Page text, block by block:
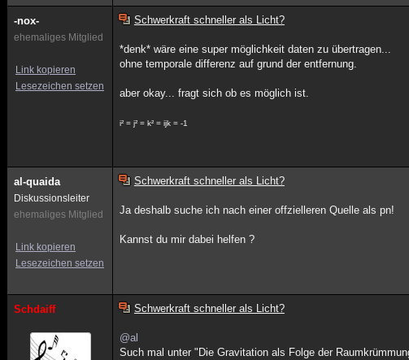
-nox-
ehemaliges Mitglied
Link kopieren
Lesezeichen setzen
Schwerkraft schneller als Licht?
*denk* wäre eine super möglichkeit daten zu übertragen...
ohne temporale differenz auf grund der entfernung.
aber okay... fragt sich ob es möglich ist.
i² = j² = k² = ijk = -1
al-quaida
Diskussionsleiter
ehemaliges Mitglied
Link kopieren
Lesezeichen setzen
Schwerkraft schneller als Licht?
Ja deshalb suche ich nach einer offzielleren Quelle als pn!
Kannst du mir dabei helfen ?
Schdaiff Schwerkraft schneller als Licht?
@al
Such mal unter "Die Gravitation als Folge der